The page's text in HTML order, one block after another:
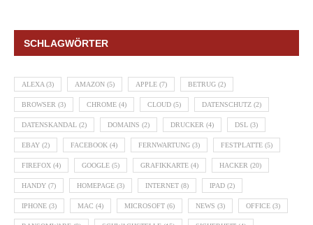
SCHLAGWÖRTER
ALEXA (3) AMAZON (5) APPLE (7) BETRUG (2)
BROWSER (3) CHROME (4) CLOUD (5) DATENSCHUTZ (2)
DATENSKANDAL (2) DOMAINS (2) DRUCKER (4) DSL (3)
EBAY (2) FACEBOOK (4) FERNWARTUNG (3) FESTPLATTE (5)
FIREFOX (4) GOOGLE (5) GRAFIKKARTE (4) HACKER (20)
HANDY (7) HOMEPAGE (3) INTERNET (8) IPAD (2)
IPHONE (3) MAC (4) MICROSOFT (6) NEWS (3) OFFICE (3)